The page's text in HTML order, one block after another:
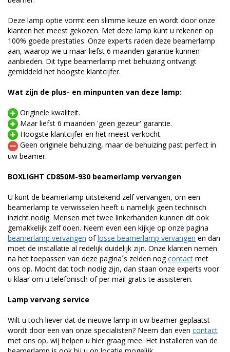
Deze lamp optie vormt een slimme keuze en wordt door onze
klanten het meest gekozen. Met deze lamp kunt u rekenen op
100% goede prestaties. Onze experts raden deze beamerlamp
aan, waarop we u maar liefst 6 maanden garantie kunnen
aanbieden. Dit type beamerlamp met behuizing ontvangt
gemiddeld het hoogste klantcijfer.
Wat zijn de plus- en minpunten van deze lamp:
Originele kwaliteit.
Maar liefst 6 maanden 'geen gezeur' garantie.
Hoogste klantcijfer en het meest verkocht.
Geen originele behuizing, maar de behuizing past perfect in
uw beamer.
BOXLIGHT CD850M-930 beamerlamp vervangen
U kunt de beamerlamp uitstekend zelf vervangen, om een
beamerlamp te verwisselen heeft u namelijk geen technisch
inzicht nodig. Mensen met twee linkerhanden kunnen dit ook
gemakkelijk zelf doen. Neem even een kijkje op onze pagina
beamerlamp vervangen oflosse beamerlamp vervangen en dan
moet de installatie al redelijk duidelijk zijn. Onze klanten nemen
na het toepassen van deze pagina´s zelden nogcontact met
ons op. Mocht dat toch nodig zijn, dan staan onze experts voor
u klaar om u telefonisch of per mail gratis te assisteren.
Lamp vervang service
Wilt u toch liever dat de nieuwe lamp in uw beamer geplaatst
wordt door een van onze specialisten? Neem dan even contact
met ons op, wij helpen u hier graag mee. Het installeren van de